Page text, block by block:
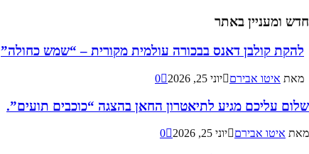
חדש ומעניין באתר
להקת קולבן דאנס בבכורה עולמית מקורית – “שמש כחולה”
מאת איטו אבירם יוני 25, 2026 0
שלום עליכם מגיע לתיאטרון החאן בהצגה “כוכבים תועים”.
מאת איטו אבירם יוני 25, 2026 0